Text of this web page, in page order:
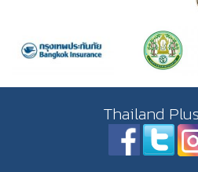
Thailand